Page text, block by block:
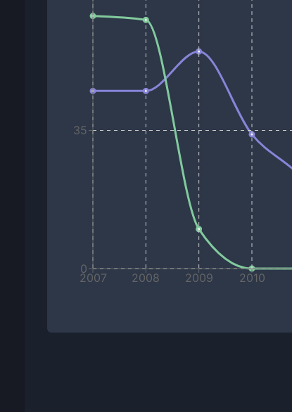
2007 2008 2009 2010
0
35